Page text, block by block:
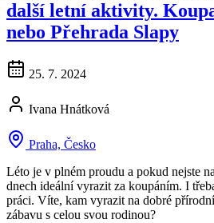
další letní aktivity.
nebo Přehrada Slapy
25. 7. 2024
Ivana Hnátková
Praha, Česko
Léto je v plném proudu a pokud nejste
dnech ideální vyrazit za koupáním. I
práci. Víte, kam vyrazit na dobré
zábavu s celou svou rodinou?